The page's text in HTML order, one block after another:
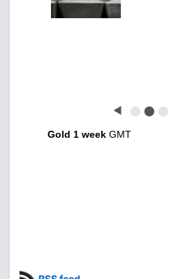
◀ ⬤ ⬤ ⬤
Gold 1 week GMT